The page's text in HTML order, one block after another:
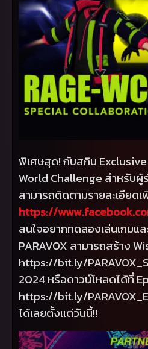
พิเศษสุด! กับสกิน Exclusive
World Challenge สำหรับผู้
สามารถติดตามรายละเอียดเ
https://
สนใจอยากทดลองเล่นเกมแ
PARAVOX สามารถสร้าง
https://bit.ly/
2024 หรือดาวน์โหลดได้ที่
https://bit.ly/
ได้เลยตั้งแต่วันนี้!!